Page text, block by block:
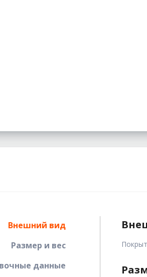
Внешний вид
Размер и вес
данные